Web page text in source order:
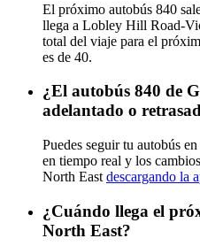
El próximo autobús 840
llega a Lobley Hill Road-
total del viaje para el
es de 40.
¿El autobús 840 de
adelantado o
Puedes seguir tu autobús
en tiempo real y los
North East descargando la
¿Cuándo llega el
North East?